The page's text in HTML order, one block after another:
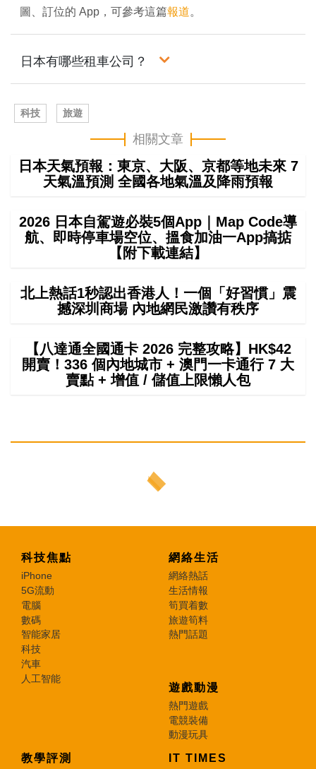
圖、訂位的 App，可參考這篇報道。
日本有哪些租車公司？
科技 旅遊
相關文章
日本天氣預報：東京、大阪、京都等地未來 7
天氣溫預測 全國各地氣溫及降雨預報
2026 日本自駕遊必裝5個App｜Map Code導
航、即時停車場空位、搵食加油一App搞掂
【附下載連結】
北上熱話1秒認出香港人！一個「好習慣」震
撼深圳商場 內地網民激讚有秩序
【八達通全國通卡 2026 完整攻略】HK$42
開賣！336 個內地城市 + 澳門一卡通行 7 大
賣點 + 增值 / 儲值上限懶人包
科技焦點
iPhone
5G流動
電腦
數碼
智能家居
科技
汽車
人工智能
網絡生活
網絡熱話
生活情報
筍買着數
旅遊筍料
熱門話題
遊戲動漫
熱門遊戲
電競裝備
動漫玩具
教學評測 IT TIMES